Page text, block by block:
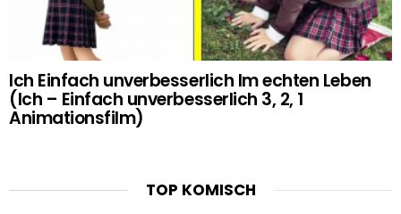
Ich Einfach unverbesserlich Im echten Leben
(Ich – Einfach unverbesserlich 3, 2, 1
Animationsfilm)
TOP KOMISCH